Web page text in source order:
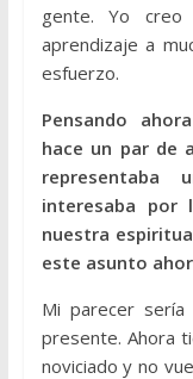
gente. Yo
aprendizaje a
esfuerzo.
Pensando
hace un par de
representaba
interesaba por
nuestra
este asunto
Mi parecer
presente. Ahora
noviciado y no